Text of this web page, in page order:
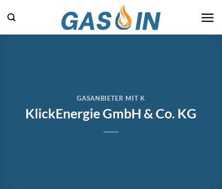
Inhalt
springen
GASANBIETER MIT K
KlickEnergie GmbH & Co. KG